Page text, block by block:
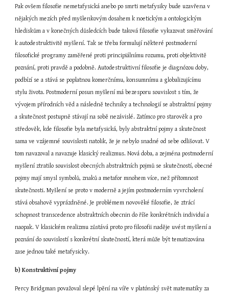
Pak ovšem filosofie nemetafysická anebo po smrti metafysiky bude uzavřena v
nějakých mezích před myšlenkovým dosahem k noetickým a ontologickým
hlediskům a v konečných důsledcích bude taková filosofie vykazovat směřování
k autodestruktivitě myšlení. Tak se třeba formulují některé postmoderní
filosofické programy zaměřené proti principiálnímu rozumu, proti objektivitě
poznání, proti pravdě a podobně. Autodestruktivní filosofie je diagnózou doby,
podbízí se a stává se poplatnou komerčnímu, konsumnímu a globalizujícímu
stylu života. Postmoderní posun myšlení má bezesporu souvislost s tím, že
vývojem přírodních věd a následně techniky a technologií se abstraktní pojmy
a skutečnost postupně stávají na sobě nezávislé. Zatímco pro starověk a pro
středověk, kde filosofie byla metafysická, byly abstraktní pojmy a skutečnost
sama ve vzájemné souvislosti natolik, že je nebylo snadné od sebe odlišovat. V
tom navazoval a navazuje klasický realizmus. Nová doba, a zejména postmoderní
myšlení ztratilo souvislost obecných abstraktních pojmů se skutečností, obecné
pojmy mají smysl symbolů, znaků a metafor mnohem více, než přítomnost
skutečnosti. Myšlení se proto v moderně a jejím postmoderním vyvrcholení
stává obsahově vyprázdněné. Je problémem novověké filosofie, že ztrácí
schopnost transcedence abstraktních obecnin do říše konkrétních individuí a
naopak. V klasickém realizmu zůstává proto pro filosofii naděje uvést myšlení a
poznání do souvislostí s konkrétní skutečností, která může být tematizována
zase jednou také metafysicky.
b) Konstruktivní pojmy
Percy Bridgman považoval slepé lpění na víře v platónský svět matematiky za